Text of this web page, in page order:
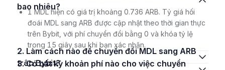
bao nhiêu?
1 MDL hiện có giá trị khoảng 0.736 ARB. Tỷ giá hối
đoái MDL sang ARB được cập nhật theo thời gian thực
trên Bybit, với phí chuyển đổi bằng 0 và khóa tỷ lệ
trong 15 giây sau khi bạn xác nhận.
2. Làm cách nào để chuyển đổi MDL sang ARB
trên Bybit?
3. Có bất kỳ khoản phí nào cho việc chuyển